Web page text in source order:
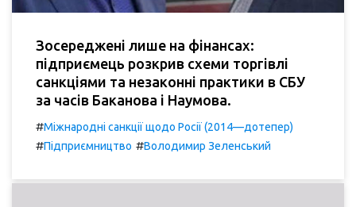
Зосереджені лише на фінансах:
підприємець розкрив схеми торгівлі
санкціями та незаконні практики в СБУ
за часів Баканова і Наумова.
#Міжнародні санкції щодо Росії (2014—дотепер)
#Підприємництво #Володимир Зеленський